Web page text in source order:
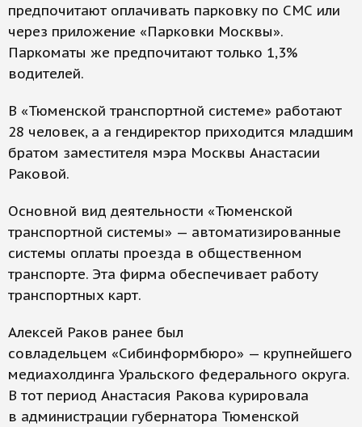
предпочитают оплачивать парковку по СМС или
через приложение «Парковки Москвы».
Паркоматы же предпочитают только 1,3%
водителей.
В «Тюменской транспортной системе» работают
28 человек, а а гендиректор приходится младшим
братом заместителя мэра Москвы Анастасии
Раковой.
Основной вид деятельности «Тюменской
транспортной системы» — автоматизированные
системы оплаты проезда в общественном
транспорте. Эта фирма обеспечивает работу
транспортных карт.
Алексей Раков ранее был
совладельцем «Сибинформбюро» — крупнейшего
медиахолдинга Уральского федерального округа.
В тот период Анастасия Ракова курировала
в администрации губернатора Тюменской